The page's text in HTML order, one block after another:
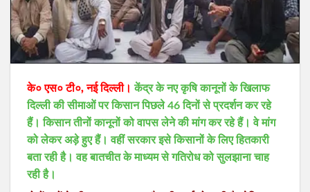
के० एस० टी०, नई दिल्ली।केंद्र के नए कृषि कानूनों के खिलाफ
दिल्ली की सीमाओं पर किसान पिछले 46 दिनों से प्रदर्शन कर रहे
हैं। किसान तीनों कानूनों को वापस लेने की मांग कर रहे हैं। वे मांग
को लेकर अड़े हुए हैं। वहीं सरकार इसे किसानों के लिए हितकारी
बता रही है। वह बातचीत के माध्यम से गतिरोध को सुलझाना चाह
रही है।